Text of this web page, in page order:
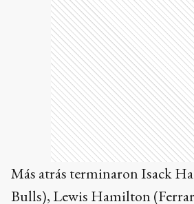
Más atrás terminaron Isack
Bulls), Lewis Hamilton